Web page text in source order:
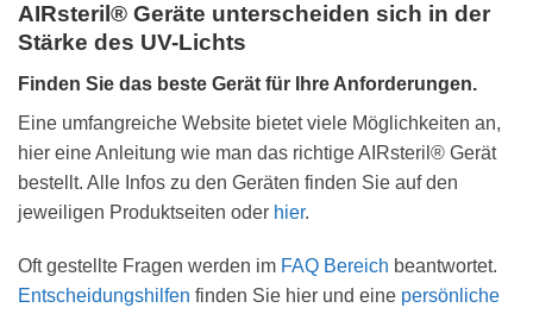
AIRsteril® Geräte unterscheiden sich in der
Stärke des UV-Lichts
Finden Sie das beste Gerät für Ihre Anforderungen.
Eine umfangreiche Website bietet viele Möglichkeiten an,
hier eine Anleitung wie man das richtige AIRsteril® Gerät
bestellt. Alle Infos zu den Geräten finden Sie auf den
jeweiligen Produktseiten oder hier.
Oft gestellte Fragen werden im FAQ Bereich beantwortet.
Entscheidungshilfen finden Sie hier und eine persönliche